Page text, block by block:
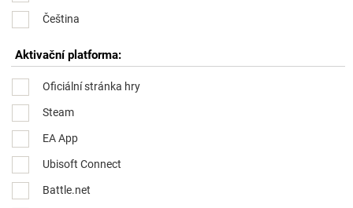
Čeština
Aktivační platforma:
Oficiální stránka hry
Steam
EA App
Ubisoft Connect
Battle.net